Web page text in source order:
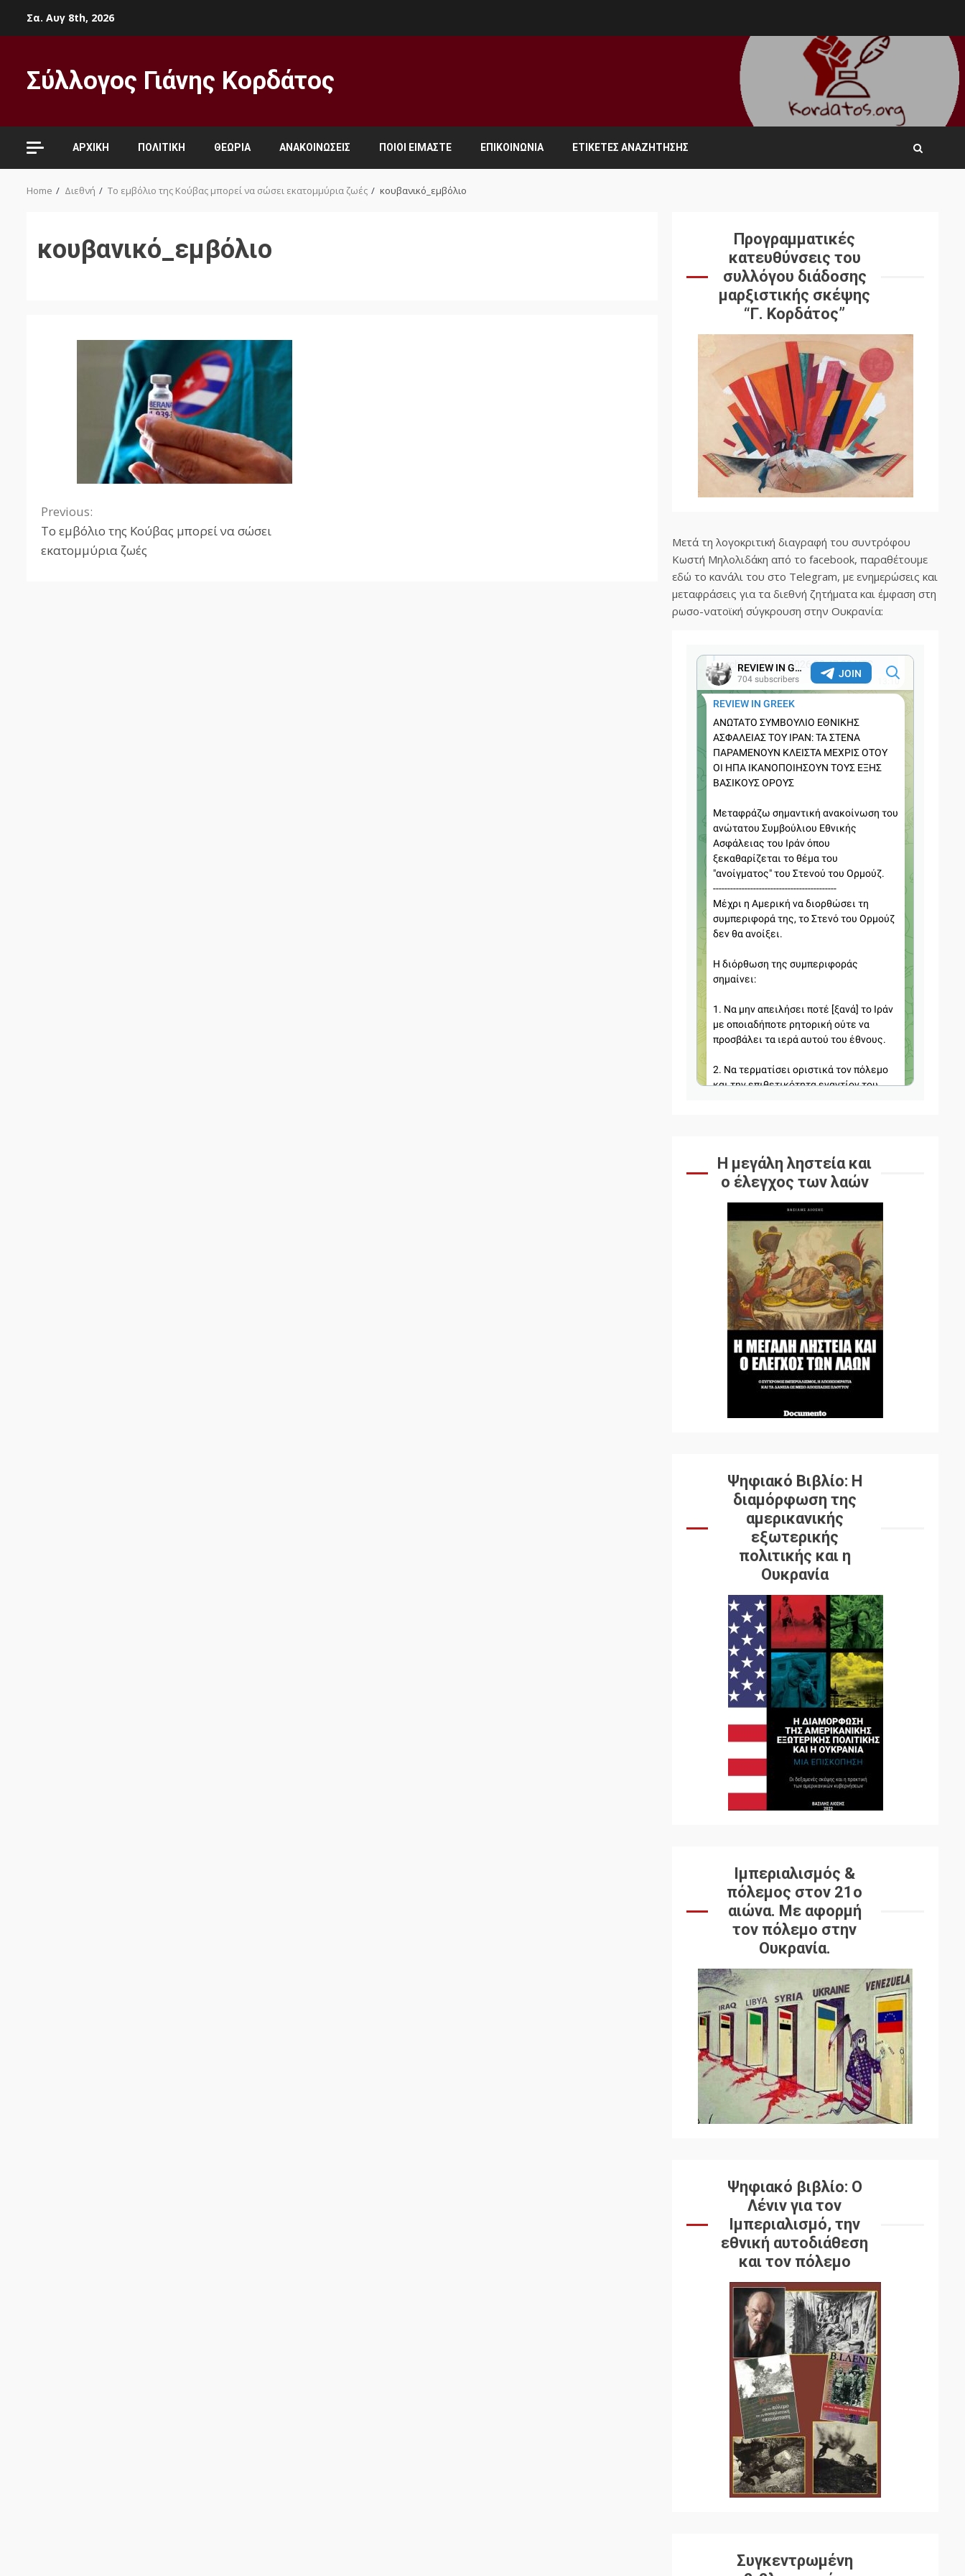
Σα. Αυγ 8th, 2026
Σύλλογος Γιάνης Κορδάτος
ΑΡΧΙΚΉ ΠΟΛΙΤΙΚΉ ΘΕΩΡΊΑ ΑΝΑΚΟΙΝΏΣΕΙΣ ΠΟΙΟΙ ΕΊΜΑΣΤΕ ΕΠΙΚΟΙΝΩΝΊΑ ΕΤΙΚΈΤΕΣ ΑΝΑΖΉΤΗΣΗΣ
Home Διεθνή Το εμβόλιο της Κούβας μπορεί να σώσει εκατομμύρια ζωές κουβανικό_εμβόλιο
κουβανικό_εμβόλιο
Continue
Reading
Previous:
Το εμβόλιο της Κούβας μπορεί να σώσει
εκατομμύρια ζωές
Προγραμματικές
κατευθύνσεις του
συλλόγου διάδοσης
μαρξιστικής σκέψης
“Γ. Κορδάτος”
Μετά τη λογοκριτική διαγραφή του συντρόφου
Κωστή Μηλολιδάκη από το facebook, παραθέτουμε
εδώ το κανάλι του στο Telegram, με ενημερώσεις και
μεταφράσεις για τα διεθνή ζητήματα και έμφαση στη
ρωσο-νατοϊκή σύγκρουση στην Ουκρανία:
Η μεγάλη ληστεία και
ο έλεγχος των λαών
Ψηφιακό Βιβλίο: Η
διαμόρφωση της
αμερικανικής
εξωτερικής
πολιτικής και η
Ουκρανία
Ιμπεριαλισμός &
πόλεμος στον 21ο
αιώνα. Mε αφορμή
τον πόλεμο στην
Ουκρανία.
Ψηφιακό βιβλίο: Ο
Λένιν για τον
Ιμπεριαλισμό, την
εθνική αυτοδιάθεση
και τον πόλεμο
Συγκεντρωμένη